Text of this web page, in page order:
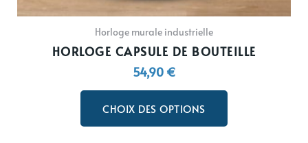
Horloge murale industrielle
HORLOGE CAPSULE DE BOUTEILLE
54,90 €
CHOIX DES OPTIONS